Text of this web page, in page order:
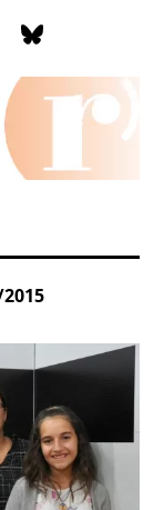
Bluesky